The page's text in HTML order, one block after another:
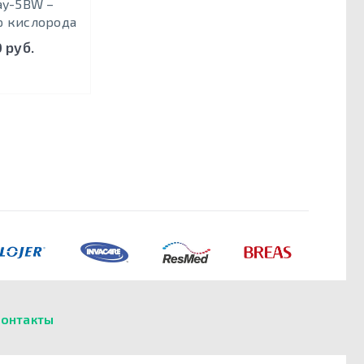
5BW –
кислорода
руб.